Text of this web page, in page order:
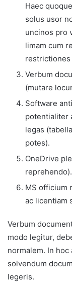
Haec
solus usor
uncinos pro
limam cum
Verbum
(mutare
Software
potentialiter
legas
potes).
OneDrive
reprehendo).
MS officium
ac licentiam
Verbum
modo legitur,
normalem. In
solvendum
legeris.